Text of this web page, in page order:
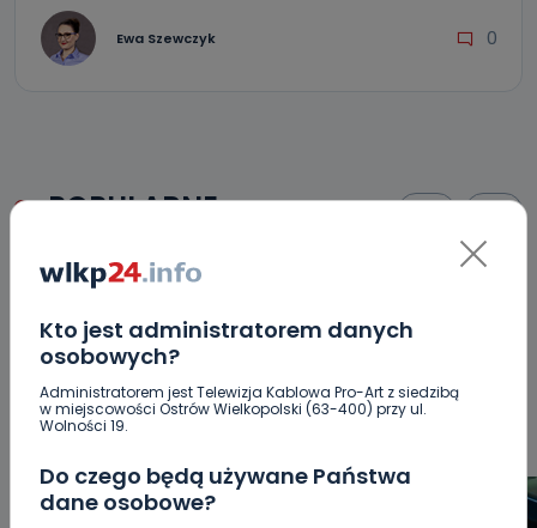
Kto jest administratorem danych
osobowych?
Administratorem jest Telewizja Kablowa Pro-Art z siedzibą
w miejscowości Ostrów Wielkopolski (63-400) przy ul.
Wolności 19.
Do czego będą używane Państwa
dane osobowe?
Ewa Szewczyk 0
POPULARNE
WSZYSTKIE BEZPIECZEŃSTWO
KORONAWIRUS
KULTURA I ROZRYWKA LUDZIE
SYGNALE
OPINIE
ŚRODOWISKO
WASZE INFO
WSZYSTKICH ŚWIĘTYCH
WYWIADY
ZDROWIE